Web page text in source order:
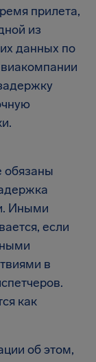
прилета,
из
данных по
обязаны
Иными
если
в
как
об этом,